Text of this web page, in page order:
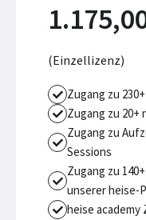
(Einzellizenz)
Zugang zu
Zugang zu 20+
Zugang zu
Sessions
Zugang zu
unserer heise-
heise